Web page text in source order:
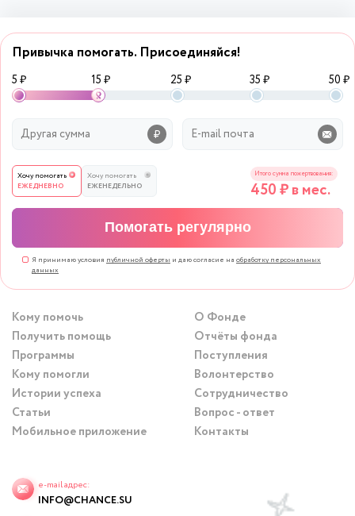
Привычка помогать. Присоединяйся!
5 ₽ 15 ₽ 25 ₽ 35 ₽ 50 ₽
Хочу помогать
ЕЖЕДНЕВНО
Хочу помогать
ЕЖЕНЕДЕЛЬНО
Итого сумма пожертвования:
450₽ в мес.
Помогать регулярно
Я принимаю условия публичной оферты и даю согласие на обработку персональных
данных
Кому помочь
Получить помощь
Программы
Кому помогли
Истории успеха
Статьи
Мобильное приложение
О Фонде
Отчёты фонда
Поступления
Волонтерство
Сотрудничество
Вопрос - ответ
Контакты
e-mail адрес:
INFO@CHANCE.SU